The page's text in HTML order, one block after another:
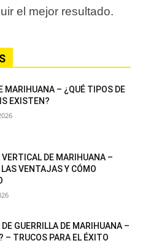
el mejor resultado.
MARIHUANA – ¿QUÉ TIPOS DE
EXISTEN?
VERTICAL DE MARIHUANA –
LAS VENTAJAS Y CÓMO
GUERRILLA DE MARIHUANA –
– TRUCOS PARA EL ÉXITO